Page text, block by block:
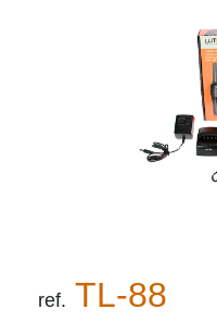
ref. TL-88